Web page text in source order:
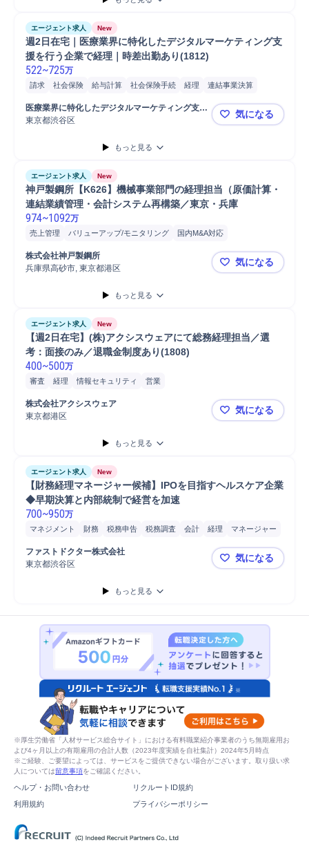
エージェント求人 New
週2日在宅｜医療業界に特化したデジタルマーケティング支
援を行う企業で経理｜時差出勤あり(1812)
522~725万
請求 社会保険 給与計算 社会保険手続 経理 連結事業決算
医療業界に特化したデジタルマーケティング支援
を行う企業
東京都渋谷区 週2日在宅
気になる
もっと見る
エージェント求人 New
神戸製鋼所【K626】機械事業部門の経理担当（原価計算・
連結業績管理・会計システム再構築／東京・兵庫
974~1092万
売上管理 バリューアップ/モニタリング
国内M&A対応
M&Aアドバイザリー
経理
国際税務 海外出張 監査対応
課題分析
株式会社神戸製鋼所
兵庫県高砂市, 東京都港区
神戸製鋼所
気になる
もっと見る
エージェント求人 New
【週2日在宅】(株)アクシスウェアにて総務経理担当／選
考：面接のみ／退職金制度あり(1808)
400~500万
審査 経理 情報セキュリティ 営業
株式会社アクシスウェア
東京都港区
【週2日在
気になる
もっと見る
エージェント求人 New
【財務経理マネージャー候補】IPOを目指すヘルスケア企業
◆早期決算と内部統制で経営を加速
700~950万
マネジメント 財務 税務申告 税務調査 会計 経理
マネージャー
体制構築
決算短信作成
医療/ヘルスケア
ツール導入
ファストドクター株式会社
東京都渋谷区
【財務経理
気になる
もっと見る
※厚生労働省「人材サービス総合サイト」における有料職業紹介事業者のうち無期雇用お
よび4ヶ月以上の有期雇用の合計人数（2023年度実績を自社集計）2024年5月時点
※ご経験、ご要望によっては、サービスをご提供できない場合がございます。取り扱い求
人については留意事項をご確認ください。
ヘルプ・お問い合わせ
リクルートID規約
利用規約
プライバシーポリシー